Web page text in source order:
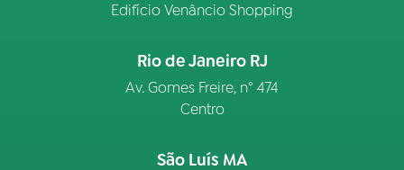
Edifício Venâncio Shopping
Rio de Janeiro RJ
Av. Gomes Freire, n° 474
Centro
São Luís MA